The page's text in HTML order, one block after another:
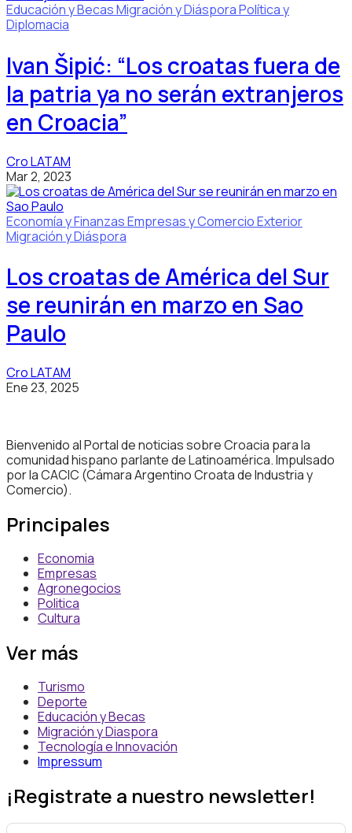
Educación y BecasMigración y DiásporaPolítica y
Diplomacia
Ivan Šipić: “Los croatas fuera de
la patria ya no serán extranjeros
en Croacia”
Cro LATAM
Mar 2, 2023
Economía y FinanzasEmpresas y Comercio Exterior
Migración y Diáspora
Los croatas de América del Sur
se reunirán en marzo en Sao
Paulo
Cro LATAM
Ene 23, 2025
Bienvenido al Portal de noticias sobre Croacia para la
comunidad hispano parlante de Latinoamérica. Impulsado
por la CACIC (Cámara Argentino Croata de Industria y
Comercio).
Principales
Economia
Empresas
Agronegocios
Politica
Cultura
Ver más
Turismo
Deporte
Educación y Becas
Migración y Diaspora
Tecnología e Innovación
Impressum
¡Registrate a nuestro newsletter!